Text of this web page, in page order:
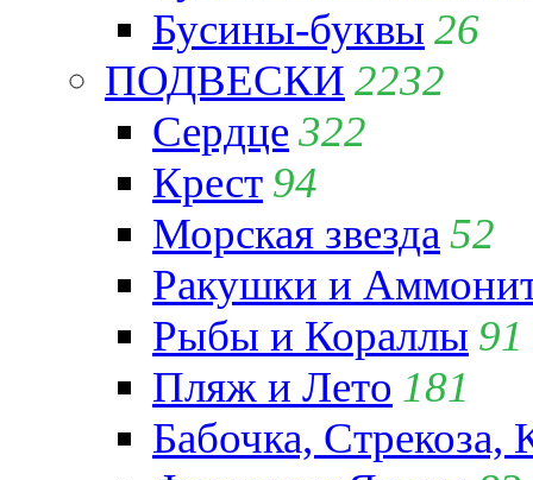
Бусины-буквы 26
ПОДВЕСКИ 2232
Сердце322
Крест 94
Морская звезда 52
Ракушки и
Рыбы и Кораллы 91
Пляж и Лето 181
Бабочка,